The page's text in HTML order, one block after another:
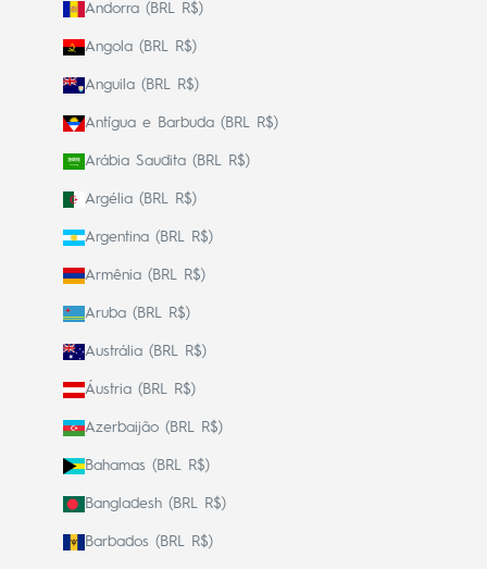
Andorra (BRL R$)
Angola (BRL R$)
Anguila (BRL R$)
Antígua e Barbuda (BRL R$)
Arábia Saudita (BRL R$)
Argélia (BRL R$)
Argentina (BRL R$)
Armênia (BRL R$)
Aruba (BRL R$)
Austrália (BRL R$)
Áustria (BRL R$)
Azerbaijão (BRL R$)
Bahamas (BRL R$)
Bangladesh (BRL R$)
Barbados (BRL R$)